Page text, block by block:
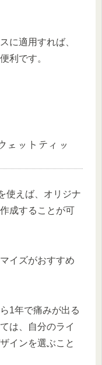
に適用すれば、
利です。
ェットティッ
使えば、オリジナ
成することが可
イズがおすすめ
1年で痛みが出る
は、自分のライ
インを選ぶこと